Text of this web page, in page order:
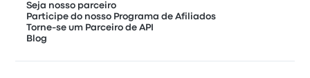
Seja nosso parceiro
Participe do nosso Programa de Afiliados
Torne-se um Parceiro de API
Blog